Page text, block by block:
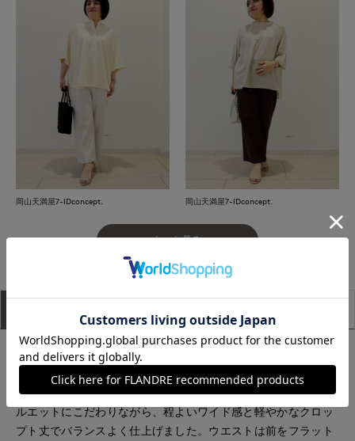
岡山天満屋7-IDconcept. 岡山天満屋7-IDconcept.
もっと見る
■デザイン
綿麻混のポリエステル素材を使用し、白や淡色でも透けにくく
安心して着用いただけるクロップトパンツ。すっきりとしたシ
ルエットにこだわりながら、程よいワイド感と軽やかなクロッ
プト丈でバランスよく仕上げました。ウエストは前をフラット